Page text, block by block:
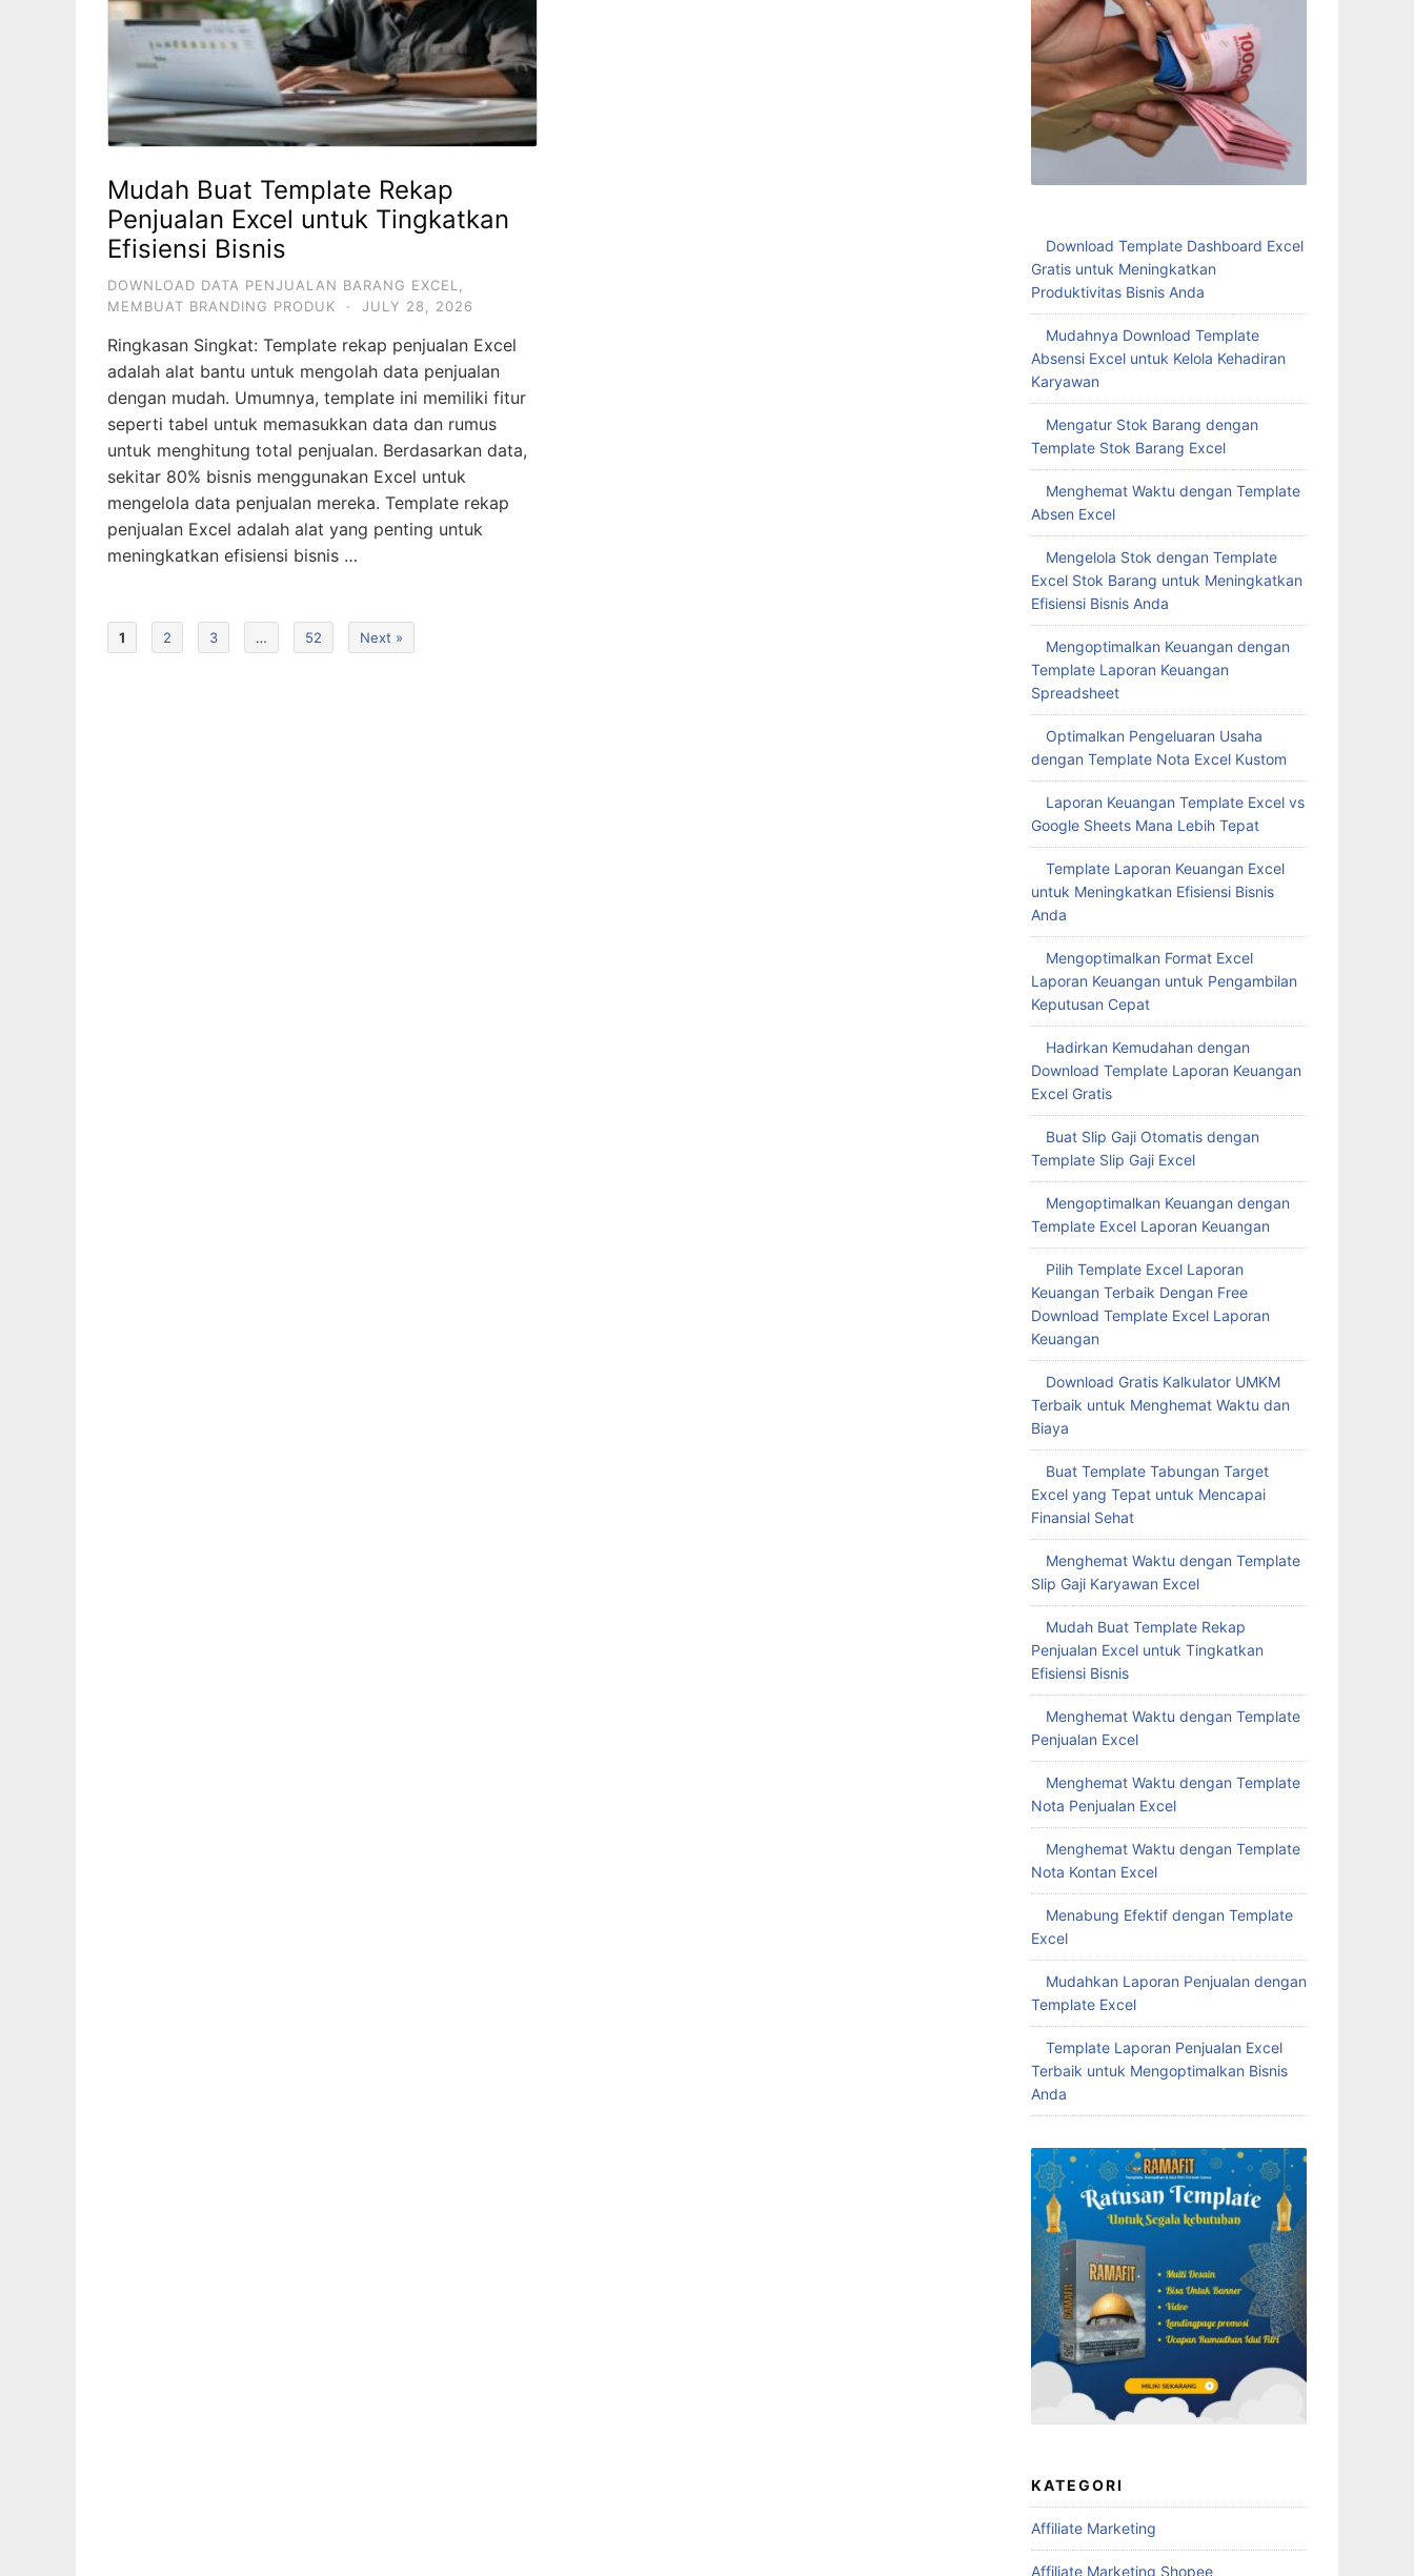
Mudah Buat Template Rekap
Penjualan Excel untuk Tingkatkan
Efisiensi Bisnis
DOWNLOAD DATA PENJUALAN BARANG EXCEL,
MEMBUAT BRANDING PRODUK
· JULY 28, 2026
Ringkasan Singkat: Template rekap penjualan Excel
adalah alat bantu untuk mengolah data penjualan
dengan mudah. Umumnya, template ini memiliki fitur
seperti tabel untuk memasukkan data dan rumus
untuk menghitung total penjualan. Berdasarkan data,
sekitar 80% bisnis menggunakan Excel untuk
mengelola data penjualan mereka. Template rekap
penjualan Excel adalah alat yang penting untuk
meningkatkan efisiensi bisnis …
1 2 3 … 52 Next »
Download Template Dashboard Excel
Gratis untuk Meningkatkan
Produktivitas Bisnis Anda
Mudahnya Download Template
Absensi Excel untuk Kelola Kehadiran
Karyawan
Mengatur Stok Barang dengan
Template Stok Barang Excel
Menghemat Waktu dengan Template
Absen Excel
Mengelola Stok dengan Template
Excel Stok Barang untuk Meningkatkan
Efisiensi Bisnis Anda
Mengoptimalkan Keuangan dengan
Template Laporan Keuangan
Spreadsheet
Optimalkan Pengeluaran Usaha
dengan Template Nota Excel Kustom
Laporan Keuangan Template Excel vs
Google Sheets Mana Lebih Tepat
Template Laporan Keuangan Excel
untuk Meningkatkan Efisiensi Bisnis
Anda
Mengoptimalkan Format Excel
Laporan Keuangan untuk Pengambilan
Keputusan Cepat
Hadirkan Kemudahan dengan
Download Template Laporan Keuangan
Excel Gratis
Buat Slip Gaji Otomatis dengan
Template Slip Gaji Excel
Mengoptimalkan Keuangan dengan
Template Excel Laporan Keuangan
Pilih Template Excel Laporan
Keuangan Terbaik Dengan Free
Download Template Excel Laporan
Keuangan
Download Gratis Kalkulator UMKM
Terbaik untuk Menghemat Waktu dan
Biaya
Buat Template Tabungan Target
Excel yang Tepat untuk Mencapai
Finansial Sehat
Menghemat Waktu dengan Template
Slip Gaji Karyawan Excel
Mudah Buat Template Rekap
Penjualan Excel untuk Tingkatkan
Efisiensi Bisnis
Menghemat Waktu dengan Template
Penjualan Excel
Menghemat Waktu dengan Template
Nota Penjualan Excel
Menghemat Waktu dengan Template
Nota Kontan Excel
Menabung Efektif dengan Template
Excel
Mudahkan Laporan Penjualan dengan
Template Excel
Template Laporan Penjualan Excel
Terbaik untuk Mengoptimalkan Bisnis
Anda
KATEGORI
Affiliate Marketing
Affiliate Marketing Shopee